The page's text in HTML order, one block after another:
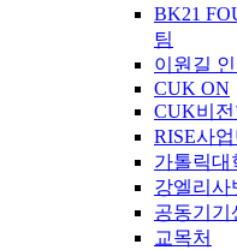
BK21
팀
이원길
CUK ON
CUK비전
RISE사
가톨릭대
강엘리사
공동기기
교목처